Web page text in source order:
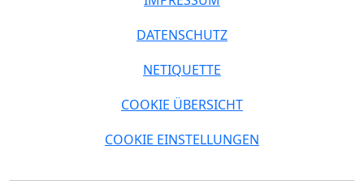
DATENSCHUTZ
NETIQUETTE
COOKIE ÜBERSICHT
COOKIE EINSTELLUNGEN